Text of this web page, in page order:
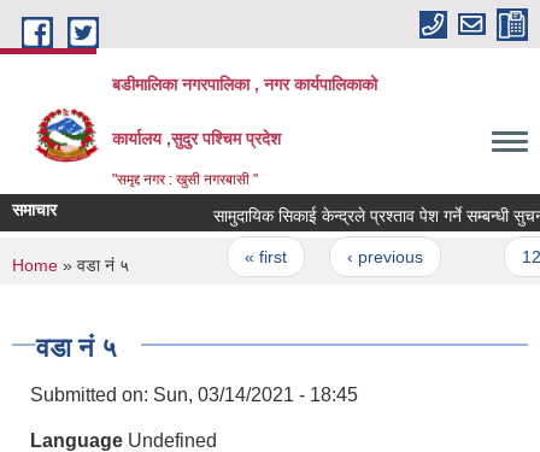
Skip to main content
बडीमालिका नगरपालिका , नगर कार्यपालिकाको
कार्यालय ,सुदुर पश्चिम प्रदेश
"समृद्द नगर : खुसी नगरबासी "
समाचार सामुदायिक सिकाई केन्द्रले प्रश्ताव पेश गर्ने सम्बन्धी सुचना
Pages
« first ‹ previous
You are here
Home » वडा नं ५
वडा नं ५
Submitted on: Sun, 03/14/2021 - 18:45
Language Undefined